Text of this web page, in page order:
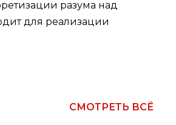
разума над
для реализации
СМОТРЕТЬ ВСЁ